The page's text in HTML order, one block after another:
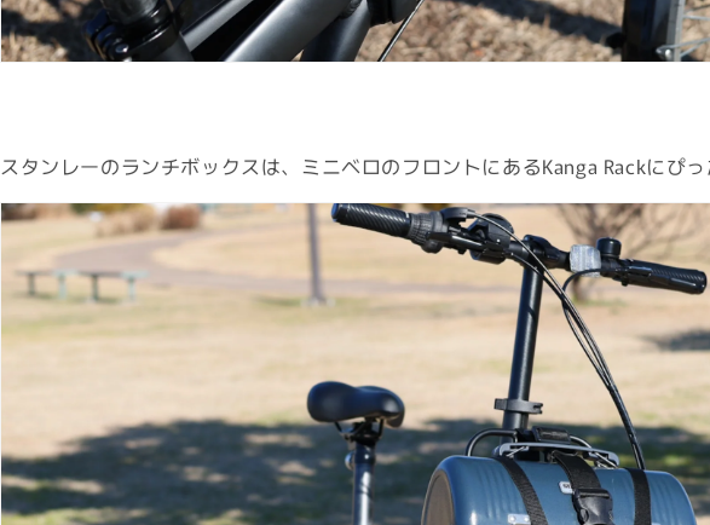
スタンレーのランチボックスは、ミニベロのフロントにあるKanga Rackにぴ